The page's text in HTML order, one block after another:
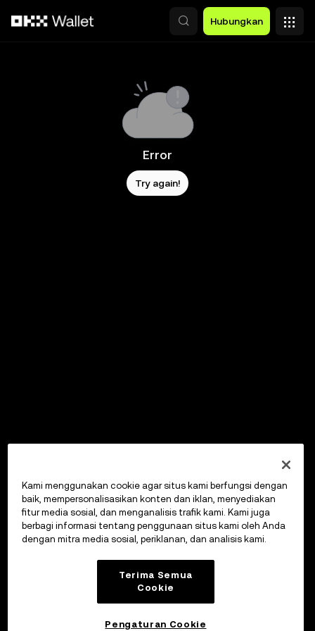
Hubungkan
Error
Try again!
Kami menggunakan cookie agar situs kami berfungsi dengan
baik, mempersonalisasikan konten dan iklan, menyediakan
fitur media sosial, dan menganalisis trafik kami. Kami juga
berbagi informasi tentang penggunaan situs kami oleh Anda
dengan mitra media sosial, periklanan, dan analisis kami.
Terima Semua
Cookie
Pengaturan Cookie